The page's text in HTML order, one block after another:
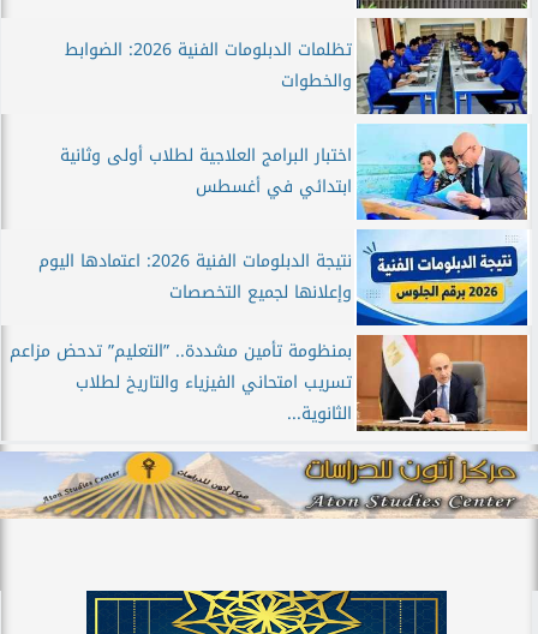
تظلمات الدبلومات الفنية 2026: الضوابط
والخطوات
اختبار البرامج العلاجية لطلاب أولى وثانية
ابتدائي في أغسطس
نتيجة الدبلومات الفنية 2026: اعتمادها اليوم
وإعلانها لجميع التخصصات
بمنظومة تأمين مشددة.. ”التعليم” تدحض مزاعم
تسريب امتحاني الفيزياء والتاريخ لطلاب
الثانوية...